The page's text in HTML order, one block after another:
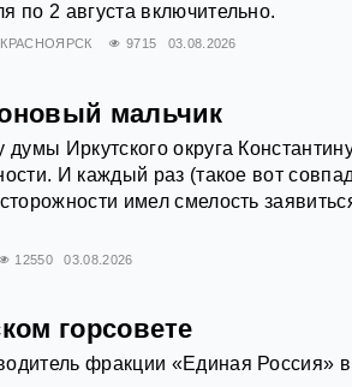
по 2 августа включительно.
КРАСНОЯРСК 9715 03.08.2026
мальчик
Иркутского округа
И каждый раз (такое вот
имел смелость
12550 03.08.2026
горсовете
фракции «Единая Россия» в